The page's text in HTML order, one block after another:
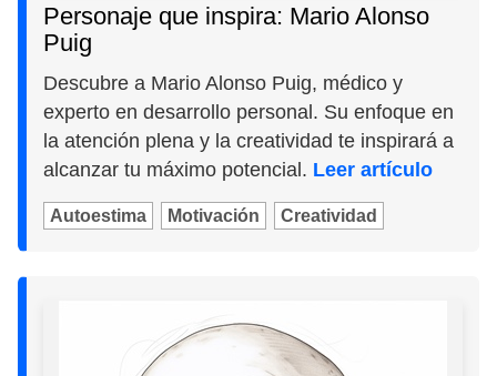
Personaje que inspira: Mario Alonso
Puig
Descubre a Mario Alonso Puig, médico y
experto en desarrollo personal. Su enfoque en
la atención plena y la creatividad te inspirará a
alcanzar tu máximo potencial. Leer artículo
Autoestima Motivación Creatividad